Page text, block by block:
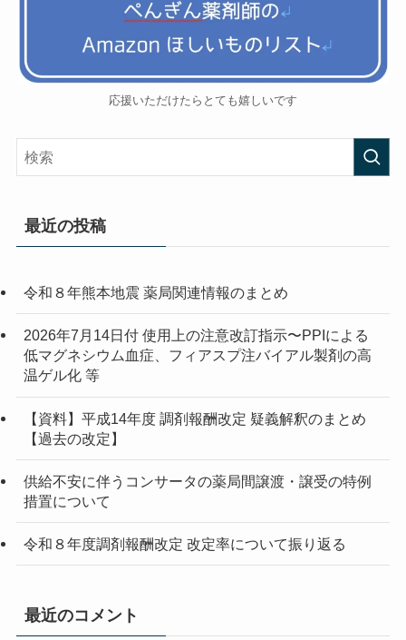
応援いただけたらとても嬉しいです
最近の投稿
令和８年熊本地震 薬局関連情報のまとめ
2026年7月14日付 使用上の注意改訂指示〜PPIによる
低マグネシウム血症、フィアスプ注バイアル製剤の高
温ゲル化 等
【資料】平成14年度 調剤報酬改定 疑義解釈のまとめ
【過去の改定】
供給不安に伴うコンサータの薬局間譲渡・譲受の特例
措置について
令和８年度調剤報酬改定 改定率について振り返る
最近のコメント